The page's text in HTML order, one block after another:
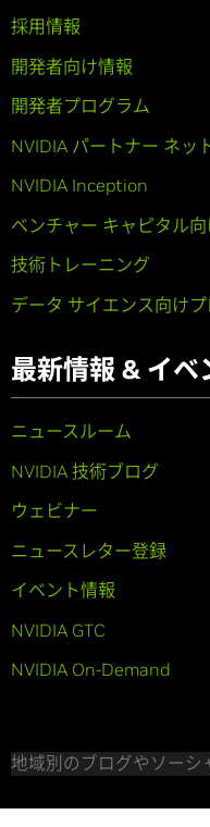
採用情報
開発者向け情報
開発者プログラム
NVIDIA パートナー ネッ
NVIDIA Inception
ベンチャー キャピタル
技術トレーニング
データ サイエンス向け
最新情報 & イベ
ニュースルーム
NVIDIA 技術ブログ
ウェビナー
ニュースレター登録
イベント情報
NVIDIA GTC
NVIDIA On-Demand
地域別のブログやソーシ